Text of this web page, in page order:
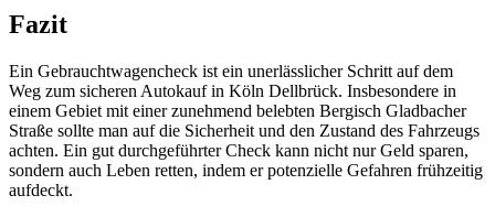
Fazit
Ein Gebrauchtwagencheck ist ein unerlässlicher Schritt auf dem
Weg zum sicheren Autokauf in Köln Dellbrück. Insbesondere in
einem Gebiet mit einer zunehmend belebten Bergisch Gladbacher
Straße sollte man auf die Sicherheit und den Zustand des Fahrzeugs
achten. Ein gut durchgeführter Check kann nicht nur Geld sparen,
sondern auch Leben retten, indem er potenzielle Gefahren frühzeitig
aufdeckt.